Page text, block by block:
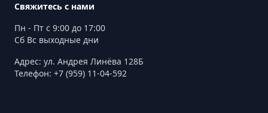
Свяжитесь с нами
Пн - Пт с 9:00 до 17:00
Сб Вс выходные дни
Адрес: ул. Андрея Линёва 128Б
Телефон: +7 (959) 11-04-592